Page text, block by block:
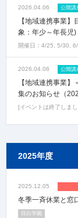
2026.04.06 公開講
【地域連携事業
象：年少～年長児
開催日： 4/25, 5/30,
2026.04.06 公開講
【地域連携事業
集のお知らせ（
イベントは終了しま
2025年度
2025.12.05
冬季一斉休業と窓
目白学園